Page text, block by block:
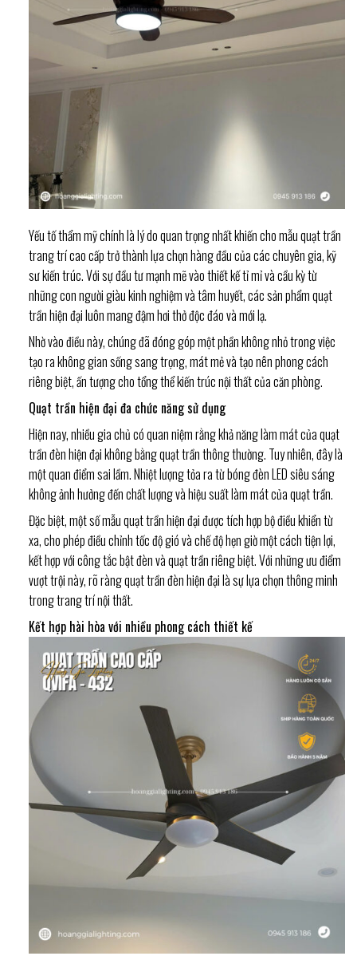
Yếu tố thẩm mỹ chính là lý do quan trọng nhất khiến cho mẫu quạt trần
trang trí cao cấp trở thành lựa chọn hàng đầu của các chuyên gia, kỹ
sư kiến trúc. Với sự đầu tư mạnh mẽ vào thiết kế tỉ mỉ và cầu kỳ từ
những con người giàu kinh nghiệm và tâm huyết, các sản phẩm quạt
trần hiện đại luôn mang đậm hơi thở độc đáo và mới lạ.
Nhờ vào điều này, chúng đã đóng góp một phần không nhỏ trong việc
tạo ra không gian sống sang trọng, mát mẻ và tạo nên phong cách
riêng biệt, ấn tượng cho tổng thể kiến trúc nội thất của căn phòng.
Quạt trần hiện đại đa chức năng sử dụng
Hiện nay, nhiều gia chủ có quan niệm rằng khả năng làm mát của quạt
trần đèn hiện đại không bằng quạt trần thông thường. Tuy nhiên, đây là
một quan điểm sai lầm. Nhiệt lượng tỏa ra từ bóng đèn LED siêu sáng
không ảnh hưởng đến chất lượng và hiệu suất làm mát của quạt trần.
Đặc biệt, một số mẫu quạt trần hiện đại được tích hợp bộ điều khiển từ
xa, cho phép điều chỉnh tốc độ gió và chế độ hẹn giờ một cách tiện lợi,
kết hợp với công tắc bật đèn và quạt trần riêng biệt. Với những ưu điểm
vượt trội này, rõ ràng quạt trần đèn hiện đại là sự lựa chọn thông minh
trong trang trí nội thất.
Kết hợp hài hòa với nhiều phong cách thiết kế